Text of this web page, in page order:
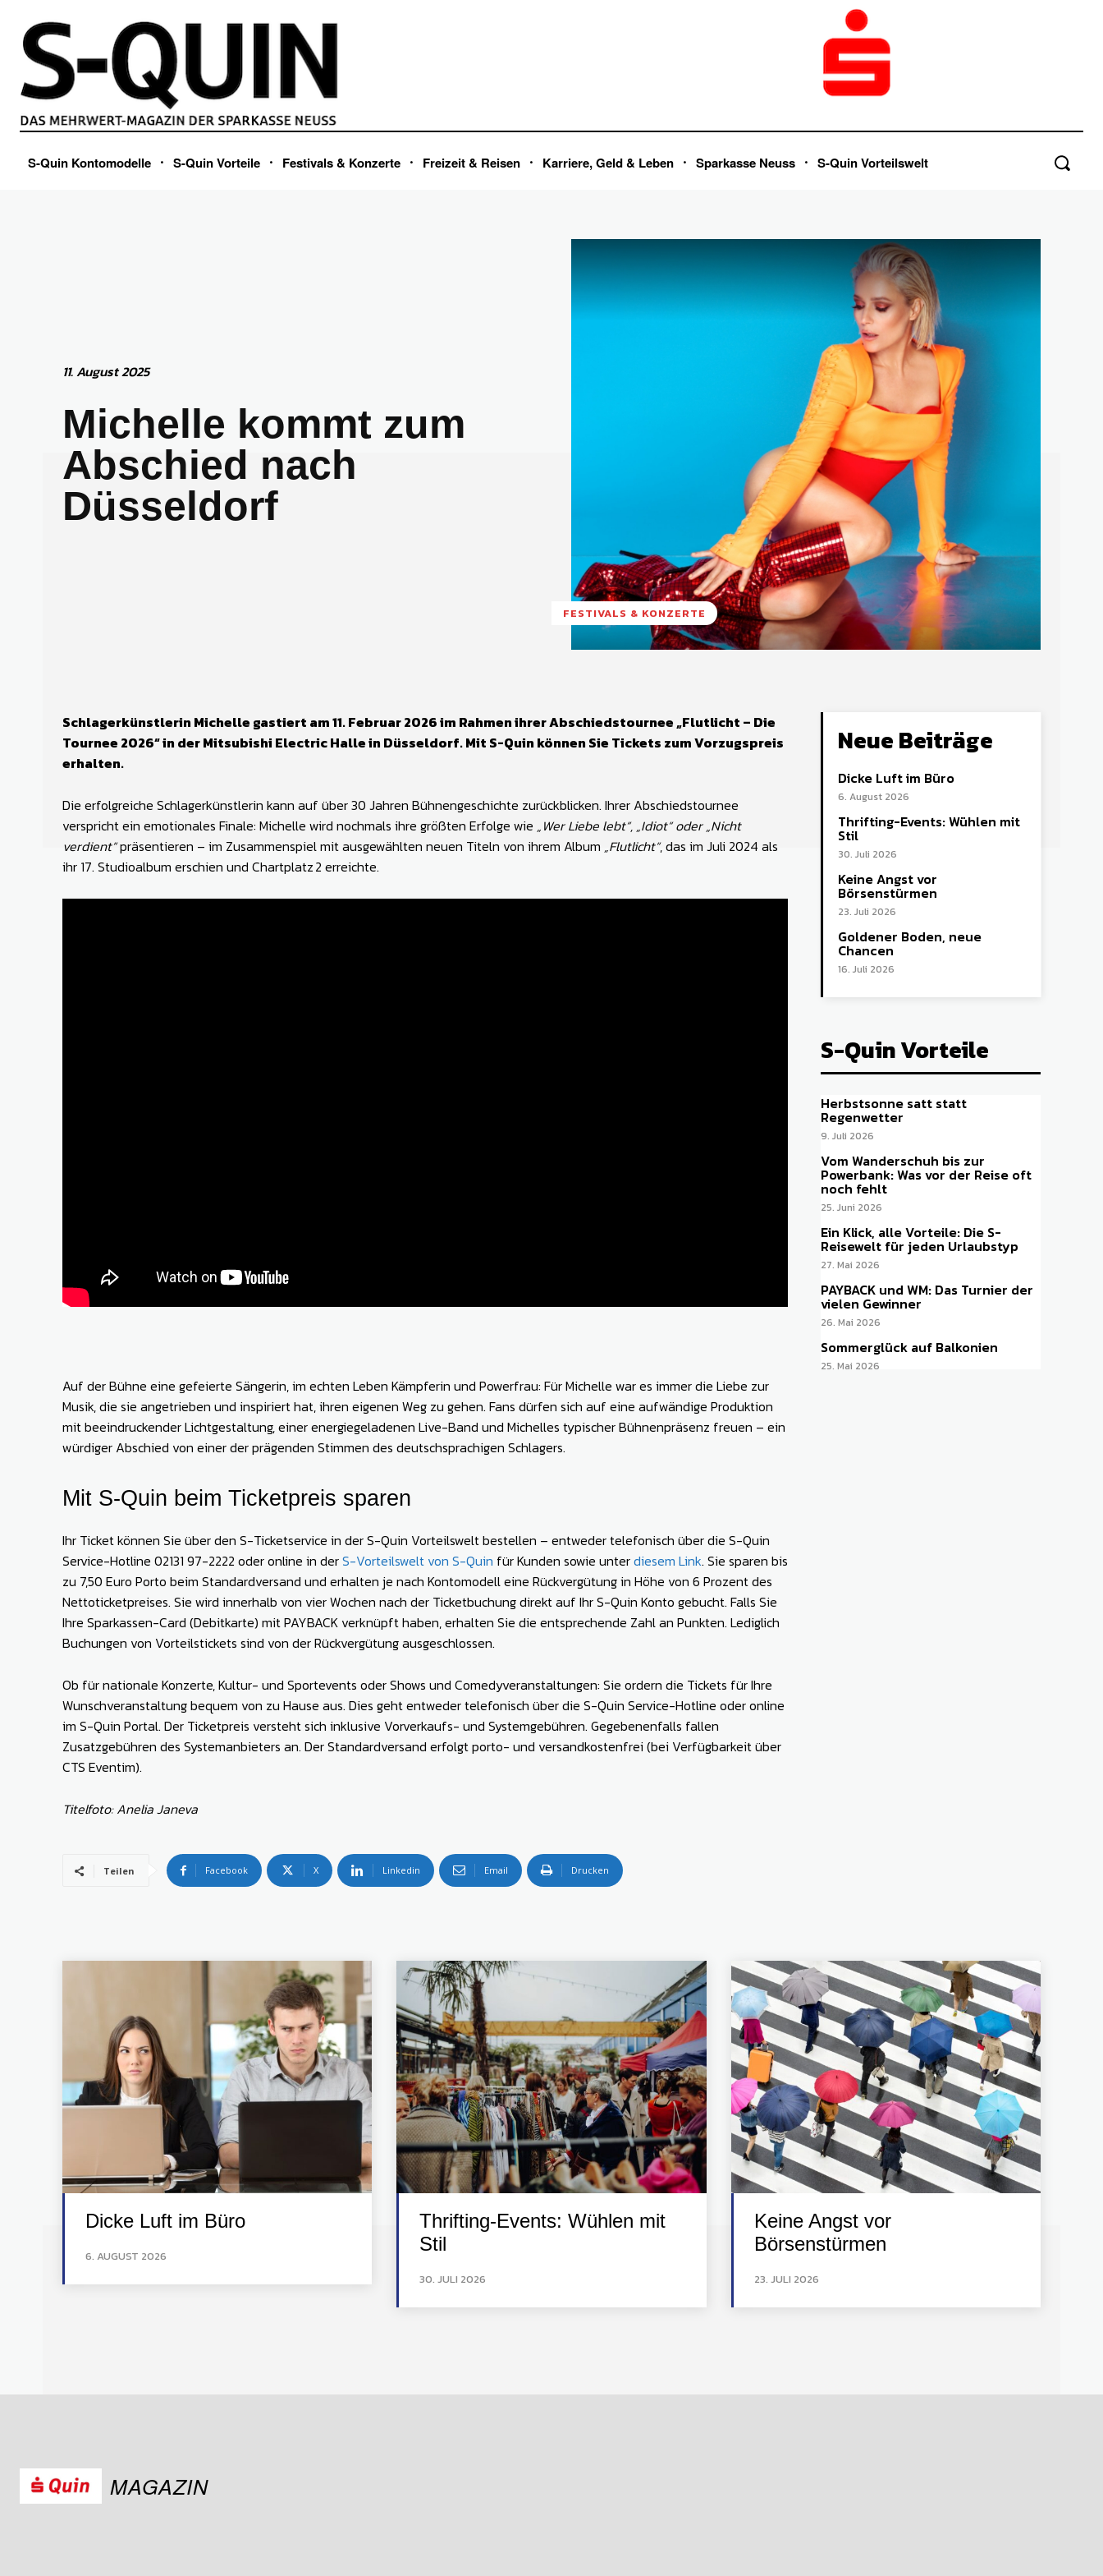
S-Quin Kontomodelle S-Quin Vorteile Festivals & Konzerte Freizeit & Reisen Karriere, Geld & Leben Sparkasse Neuss S-Quin Vorteilswelt
11. August 2025
Michelle kommt zum
Abschied nach
Düsseldorf
FESTIVALS & KONZERTE
Schlagerkünstlerin Michelle gastiert am 11. Februar 2026 im Rahmen ihrer Abschiedstournee „Flutlicht – Die
Tournee 2026“ in der Mitsubishi Electric Halle in Düsseldorf. Mit S-Quin können Sie Tickets zum Vorzugspreis
erhalten.
Die erfolgreiche Schlagerkünstlerin kann auf über 30 Jahren Bühnengeschichte zurückblicken. Ihrer Abschiedstournee
verspricht ein emotionales Finale: Michelle wird nochmals ihre größten Erfolge wie „Wer Liebe lebt“, „Idiot“ oder „Nicht
verdient“präsentieren – im Zusammenspiel mit ausgewählten neuen Titeln von ihrem Album „Flutlicht“, das im Juli 2024 als
ihr 17. Studioalbum erschien und Chartplatz 2 erreichte.
Auf der Bühne eine gefeierte Sängerin, im echten Leben Kämpferin und Powerfrau: Für Michelle war es immer die Liebe zur
Musik, die sie angetrieben und inspiriert hat, ihren eigenen Weg zu gehen. Fans dürfen sich auf eine aufwändige Produktion
mit beeindruckender Lichtgestaltung, einer energiegeladenen Live-Band und Michelles typischer Bühnenpräsenz freuen – ein
würdiger Abschied von einer der prägenden Stimmen des deutschsprachigen Schlagers.
Mit S-Quin beim Ticketpreis sparen
Ihr Ticket können Sie über den S-Ticketservice in der S-Quin Vorteilswelt bestellen – entweder telefonisch über die S-Quin
Service-Hotline 02131 97-2222 oder online in derS-Vorteilswelt von S-Quin für Kunden sowie unterdiesem Link. Sie sparen bis
zu 7,50 Euro Porto beim Standardversand und erhalten je nach Kontomodell eine Rückvergütung in Höhe von 6 Prozent des
Nettoticketpreises. Sie wird innerhalb von vier Wochen nach der Ticketbuchung direkt auf Ihr S-Quin Konto gebucht. Falls Sie
Ihre Sparkassen-Card (Debitkarte) mit PAYBACK verknüpft haben, erhalten Sie die entsprechende Zahl an Punkten. Lediglich
Buchungen von Vorteilstickets sind von der Rückvergütung ausgeschlossen.
Ob für nationale Konzerte, Kultur- und Sportevents oder Shows und Comedyveranstaltungen: Sie ordern die Tickets für Ihre
Wunschveranstaltung bequem von zu Hause aus. Dies geht entweder telefonisch über die S-Quin Service-Hotline oder online
im S-Quin Portal. Der Ticketpreis versteht sich inklusive Vorverkaufs- und Systemgebühren. Gegebenenfalls fallen
Zusatzgebühren des Systemanbieters an. Der Standardversand erfolgt porto- und versandkostenfrei (bei Verfügbarkeit über
CTS Eventim).
Titelfoto: Anelia Janeva
Teilen Facebook X Linkedin Email Drucken
Neue Beiträge
Dicke Luft im Büro
6. August 2026
Thrifting-Events: Wühlen mit
Stil
30. Juli 2026
Keine Angst vor
Börsenstürmen
23. Juli 2026
Goldener Boden, neue
Chancen
16. Juli 2026
S-Quin Vorteile
Herbstsonne satt statt
Regenwetter
9. Juli 2026
Vom Wanderschuh bis zur
Powerbank: Was vor der Reise oft
noch fehlt
25. Juni 2026
Ein Klick, alle Vorteile: Die S-
Reisewelt für jeden Urlaubstyp
27. Mai 2026
PAYBACK und WM: Das Turnier der
vielen Gewinner
26. Mai 2026
Sommerglück auf Balkonien
25. Mai 2026
Dicke Luft im Büro
6. AUGUST 2026
Thrifting-Events: Wühlen mit
Stil
30. JULI 2026
Keine Angst vor
Börsenstürmen
23. JULI 2026
MAGAZIN